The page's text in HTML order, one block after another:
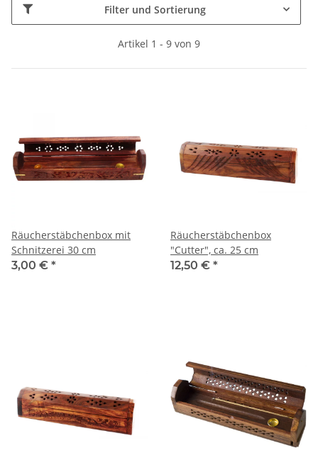
Filter und Sortierung
Artikel 1 - 9 von 9
Räucherstäbchenbox mit
Schnitzerei 30 cm
3,00 € *
Räucherstäbchenbox
"Cutter", ca. 25 cm
12,50 € *